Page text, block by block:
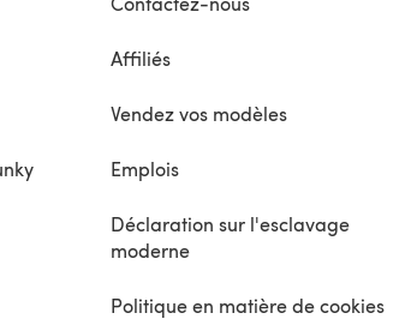
Affiliés
Vendez vos modèles
Emplois
Déclaration sur l'esclavage
moderne
Politique en matière de cookies